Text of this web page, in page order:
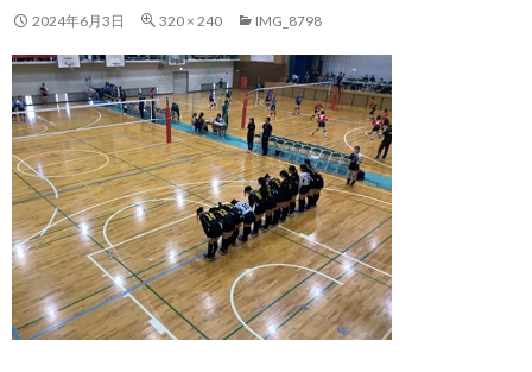
へ
キ
ッ
プ
2024年6月3日 320 × 240 IMG_8798